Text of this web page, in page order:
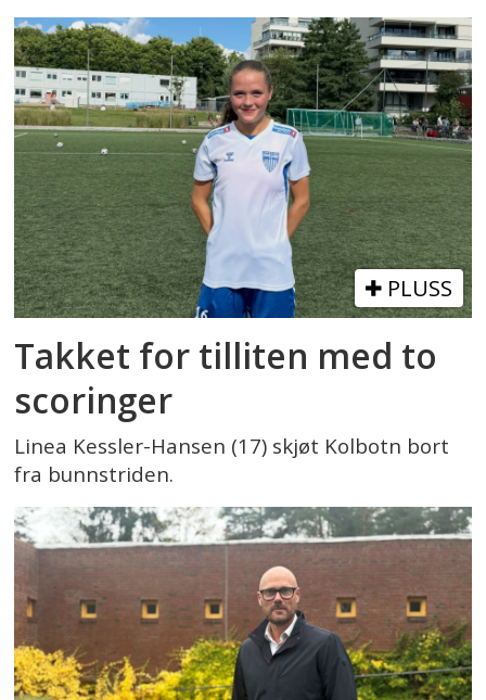
PLUSS
Takket for tilliten med to
scoringer
Linea Kessler-Hansen (17) skjøt Kolbotn bort
fra bunnstriden.